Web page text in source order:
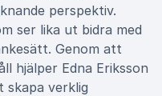
perspektiv.
ser lika ut bidra med
Genom att
hjälper Edna Eriksson
verklig